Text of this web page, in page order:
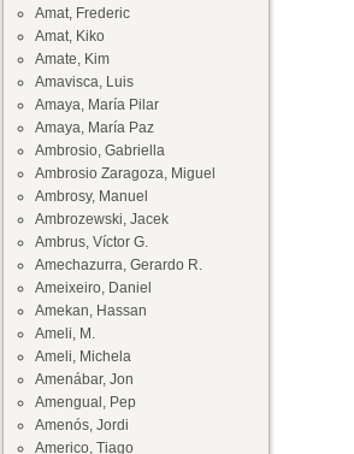
Amat, Frederic
Amat, Kiko
Amate, Kim
Amavisca, Luis
Amaya, María Pilar
Amaya, María Paz
Ambrosio, Gabriella
Ambrosio Zaragoza, Miguel
Ambrosy, Manuel
Ambrozewski, Jacek
Ambrus, Víctor G.
Amechazurra, Gerardo R.
Ameixeiro, Daniel
Amekan, Hassan
Ameli, M.
Ameli, Michela
Amenábar, Jon
Amengual, Pep
Amenós, Jordi
Americo, Tiago